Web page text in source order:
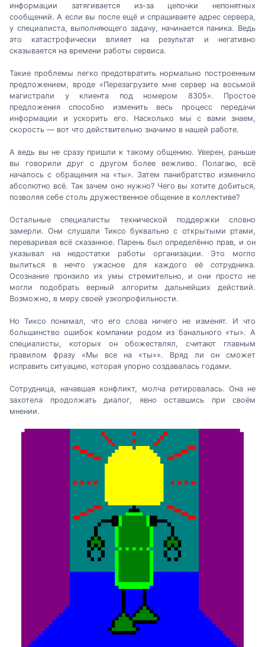
информации затягивается из-за цепочки непонятных
сообщений. А если вы после ещё и спрашиваете адрес сервера,
у специалиста, выполняющего задачу, начинается паника. Ведь
это катастрофически влияет на результат и негативно
сказывается на времени работы сервиса.
Такие проблемы легко предотвратить нормально построенным
предложением, вроде «Перезагрузите мне сервер на восьмой
магистрали у клиента под номером 8305». Простое
предложения способно изменить весь процесс передачи
информации и ускорить его. Насколько мы с вами знаем,
скорость — вот что действительно значимо в нашей работе.
А ведь вы не сразу пришли к такому общению. Уверен, раньше
вы говорили друг с другом более вежливо. Полагаю, всё
началось с обращения на «ты». Затем панибратство изменило
абсолютно всё. Так зачем оно нужно? Чего вы хотите добиться,
позволяя себе столь дружественное общение в коллективе?
Остальные специалисты технической поддержки словно
замерли. Они слушали Тиксо буквально с открытыми ртами,
переваривая всё сказанное. Парень был определённо прав, и он
указывал на недостатки работы организации. Это могло
вылиться в нечто ужасное для каждого её сотрудника.
Осознание пронзило их умы стремительно, и они просто не
могли подобрать верный алгоритм дальнейших действий.
Возможно, в меру своей узкопрофильности.
Но Тиксо понимал, что его слова ничего не изменят. И что
большинство ошибок компании родом из банального «ты». А
специалисты, которых он обожествлял, считают главным
правилом фразу «Мы все на «ты»». Вряд ли он сможет
исправить ситуацию, которая упорно создавалась годами.
Сотрудница, начавшая конфликт, молча ретировалась. Она не
захотела продолжать диалог, явно оставшись при своём
мнении.